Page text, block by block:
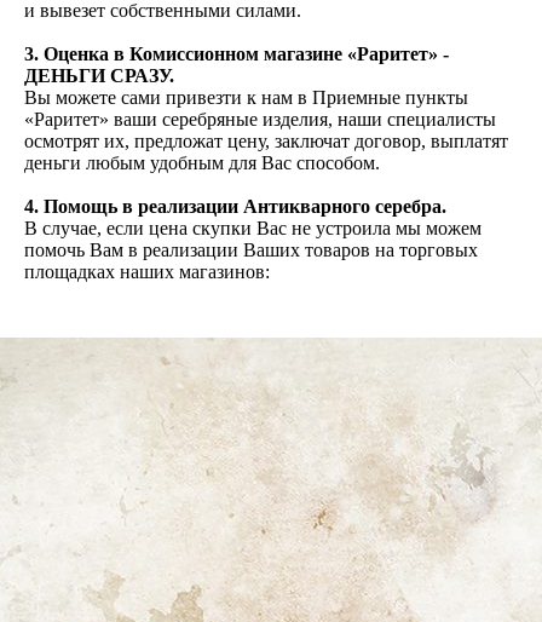
и вывезет собственными силами.
3. Оценка в Комиссионном магазине «Раритет» -
ДЕНЬГИ СРАЗУ.
Вы можете сами привезти к нам в Приемные пункты
«Раритет» ваши серебряные изделия, наши специалисты
осмотрят их, предложат цену, заключат договор, выплатят
деньги любым удобным для Вас способом.
4. Помощь в реализации Антикварного серебра.
В случае, если цена скупки Вас не устроила мы можем
помочь Вам в реализации Ваших товаров на торговых
площадках наших магазинов: